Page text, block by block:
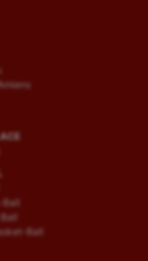
Ball